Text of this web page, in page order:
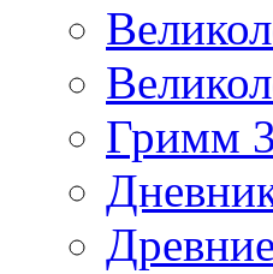
Гримм